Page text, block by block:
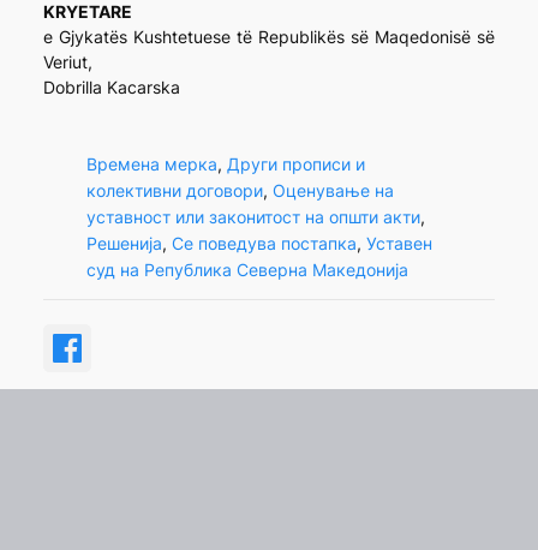
KRYETARE
e Gjykatës Kushtetuese të Republikës së Maqedonisë së
Veriut,
Dobrilla Kacarska
Времена мерка, Други прописи и
колективни договори, Оценување на
уставност или законитост на општи акти
Решенија, Се поведува постапка, Уставен
суд на Република Северна Македонија